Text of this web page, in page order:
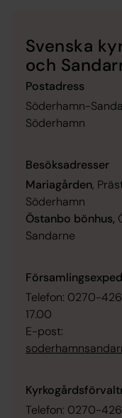
Svenska
och
Postadress
Söderhamn-
Söderhamn
Besöksadresser
Mariagården,
Söderhamn
Östanbo bönhus,
Sandarne
Telefon: 0270-
17.00
E-post:
Telefon: 0270-426